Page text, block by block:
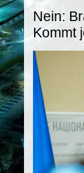
Nein:
Kommt